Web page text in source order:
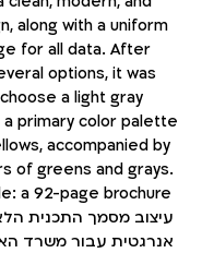
along with a uniform
for all data. After
options, it was
a light gray
a primary color palette
accompanied by
of greens and grays.
a 92-page brochure.
עיצוב מסמך התכנית
אנרגטית עבור משרד